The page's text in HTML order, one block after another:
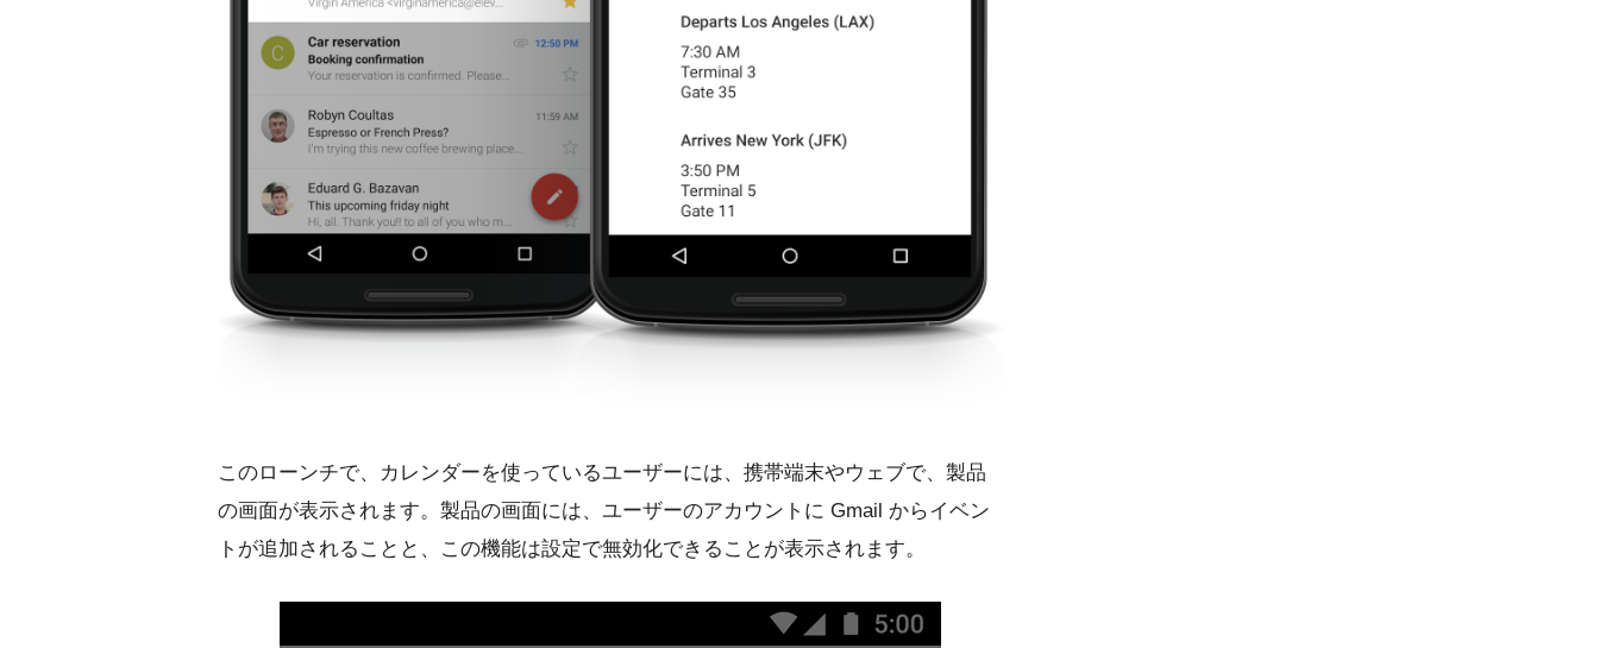
このローンチで、カレンダーを使っているユーザーには、携帯端末やウェブで、製品
の画面が表示されます。製品の画面には、ユーザーのアカウントに Gmail からイベン
トが追加されることと、この機能は設定で無効化できることが表示されます。